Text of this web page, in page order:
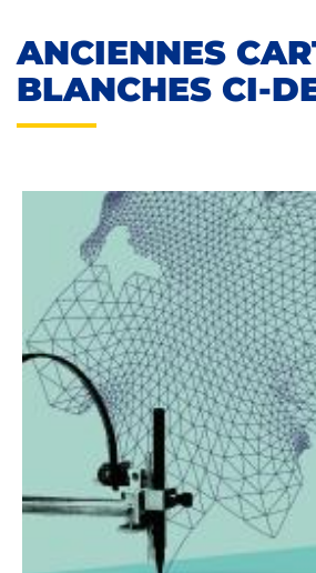
ANCIENNES
BLANCHES CI-